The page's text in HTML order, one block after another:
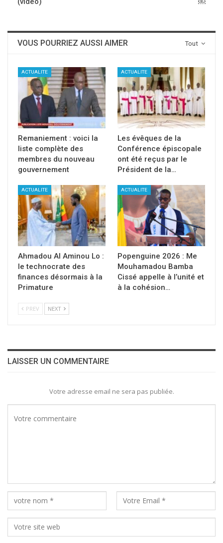
Tout
VOUS POURRIEZ AUSSI AIMER
ACTUALITE
Remaniement : voici la
liste complète des
membres du nouveau
gouvernement
ACTUALITE
Les évêques de la
Conférence épiscopale
ont été reçus par le
Président de la…
ACTUALITE
Ahmadou Al Aminou Lo :
le technocrate des
finances désormais à la
Primature
ACTUALITE
Popenguine 2026 : Me
Mouhamadou Bamba
Cissé appelle à l’unité et
à la cohésion…
PREV NEXT
LAISSER UN COMMENTAIRE
Votre adresse email ne sera pas publiée.